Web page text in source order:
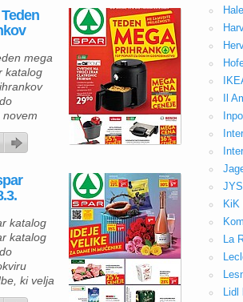
ki
ljubitelje
piščančji
mega
katalog
novem
in
do
2025.
je
vse, ki
in
katalog
katalog
ki velja
2025,
Il
KiK
La
Lidl